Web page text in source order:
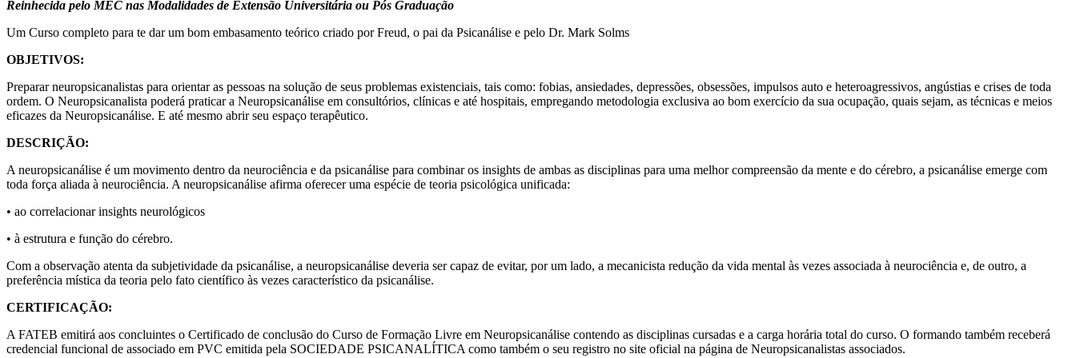
Reinhecida pelo MEC nas Modalidades de Extensão Universitária ou Pós Graduação
Um Curso completo para te dar um bom embasamento teórico criado por Freud, o pai da Psicanálise e pelo Dr. Mark Solms
OBJETIVOS:
Preparar neuropsicanalistas para orientar as pessoas na solução de seus problemas existenciais, tais como: fobias, ansiedades, depressões, obsessões, impulsos auto e heteroagressivos, angústias e crises de toda
ordem. O Neuropsicanalista poderá praticar a Neuropsicanálise em consultórios, clínicas e até hospitais, empregando metodologia exclusiva ao bom exercício da sua ocupação, quais sejam, as técnicas e meios
eficazes da Neuropsicanálise. E até mesmo abrir seu espaço terapêutico.
DESCRIÇÃO:
A neuropsicanálise é um movimento dentro da neurociência e da psicanálise para combinar os insights de ambas as disciplinas para uma melhor compreensão da mente e do cérebro, a psicanálise emerge com
toda força aliada à neurociência. A neuropsicanálise afirma oferecer uma espécie de teoria psicológica unificada:
• ao correlacionar insights neurológicos
• à estrutura e função do cérebro.
Com a observação atenta da subjetividade da psicanálise, a neuropsicanálise deveria ser capaz de evitar, por um lado, a mecanicista redução da vida mental às vezes associada à neurociência e, de outro, a
preferência mística da teoria pelo fato científico às vezes característico da psicanálise.
CERTIFICAÇÃO:
A FATEB emitirá aos concluintes o Certificado de conclusão do Curso de Formação Livre em Neuropsicanálise contendo as disciplinas cursadas e a carga horária total do curso. O formando também receberá
credencial funcional de associado em PVC emitida pela SOCIEDADE PSICANALÍTICA como também o seu registro no site oficial na página de Neuropsicanalistas associados.